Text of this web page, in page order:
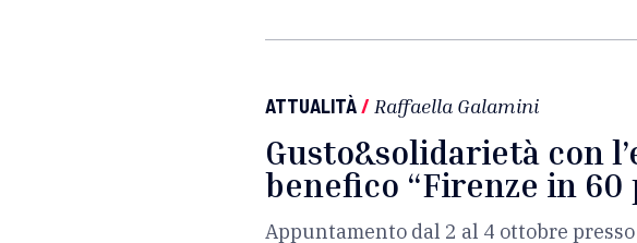
ATTUALITÀ/ Raffaella Galamini
Gusto&solidarietà con
benefico “Firenze in 60
Appuntamento dal 2 al 4 ottobre